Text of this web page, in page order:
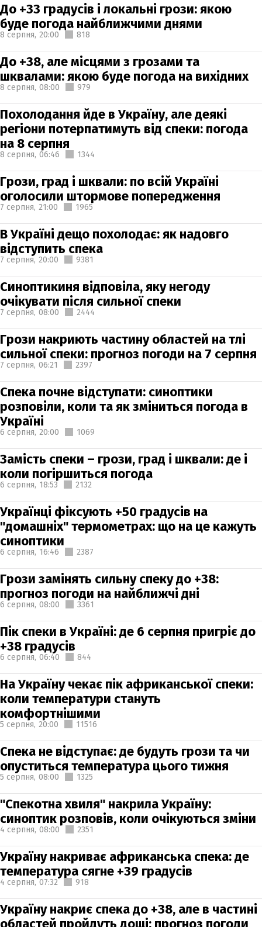
До +33 градусів і локальні грози: якою
буде погода найближчими днями
8 серпня, 20:00 818
До +38, але місцями з грозами та
шквалами: якою буде погода на вихідних
8 серпня, 08:00 979
Похолодання йде в Україну, але деякі
регіони потерпатимуть від спеки: погода
на 8 серпня
8 серпня, 06:46 1344
Грози, град і шквали: по всій Україні
оголосили штормове попередження
7 серпня, 21:00 1965
В Україні дещо похолодає: як надовго
відступить спека
7 серпня, 20:00 9381
Синоптикиня відповіла, яку негоду
очікувати після сильної спеки
7 серпня, 08:00 2444
Грози накриють частину областей на тлі
сильної спеки: прогноз погоди на 7 серпня
7 серпня, 06:21 2397
Спека почне відступати: синоптики
розповіли, коли та як зміниться погода в
Україні
6 серпня, 20:00 1069
Замість спеки – грози, град і шквали: де і
коли погіршиться погода
6 серпня, 18:53 2132
Українці фіксують +50 градусів на
"домашніх" термометрах: що на це кажуть
синоптики
6 серпня, 16:46 2387
Грози замінять сильну спеку до +38:
прогноз погоди на найближчі дні
6 серпня, 08:00 3361
Пік спеки в Україні: де 6 серпня пригріє до
+38 градусів
6 серпня, 06:40 844
На Україну чекає пік африканської спеки:
коли температури стануть
комфортнішими
5 серпня, 20:00 11516
Спека не відступає: де будуть грози та чи
опуститься температура цього тижня
5 серпня, 08:00 1325
"Спекотна хвиля" накрила Україну:
синоптик розповів, коли очікуються зміни
4 серпня, 08:00 2351
Україну накриває африканська спека: де
температура сягне +39 градусів
4 серпня, 07:32 918
Україну накриє спека до +38, але в частині
областей пройдуть дощі: прогноз погоди